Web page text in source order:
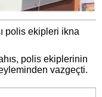
polis ekipleri ikna
polis ekiplerinin
vazgeçti.